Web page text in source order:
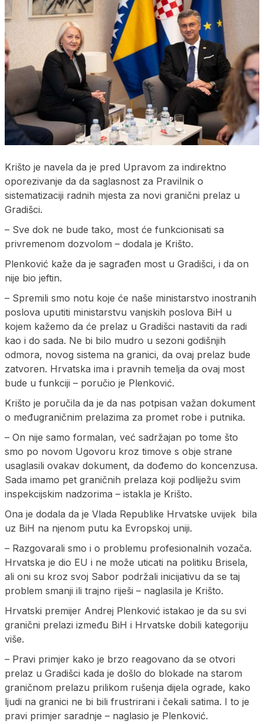
Krišto je navela da je pred Upravom za indirektno
oporezivanje da da saglasnost za Pravilnik o
sistematizaciji radnih mjesta za novi granični prelaz u
Gradišci.
– Sve dok ne bude tako, most će funkcionisati sa
privremenom dozvolom – dodala je Krišto.
Plenković kaže da je sagrađen most u Gradišci, i da on
nije bio jeftin.
– Spremili smo notu koje će naše ministarstvo inostranih
poslova uputiti ministarstvu vanjskih poslova BiH u
kojem kažemo da će prelaz u Gradišci nastaviti da radi
kao i do sada. Ne bi bilo mudro u sezoni godišnjih
odmora, novog sistema na granici, da ovaj prelaz bude
zatvoren. Hrvatska ima i pravnih temelja da ovaj most
bude u funkciji – poručio je Plenković.
Krišto je poručila da je da nas potpisan važan dokument
o međugraničnim prelazima za promet robe i putnika.
– On nije samo formalan, već sadržajan po tome što
smo po novom Ugovoru kroz timove s obje strane
usaglasili ovakav dokument, da dođemo do koncenzusa.
Sada imamo pet graničnih prelaza koji podliježu svim
inspekcijskim nadzorima – istakla je Krišto.
Ona je dodala da je Vlada Republike Hrvatske uvijek bila
uz BiH na njenom putu ka Evropskoj uniji.
– Razgovarali smo i o problemu profesionalnih vozača.
Hrvatska je dio EU i ne može uticati na politiku Brisela,
ali oni su kroz svoj Sabor podržali inicijativu da se taj
problem smanji ili trajno riješi – naglasila je Krišto.
Hrvatski premijer Andrej Plenković istakao je da su svi
granični prelazi između BiH i Hrvatske dobili kategoriju
više.
– Pravi primjer kako je brzo reagovano da se otvori
prelaz u Gradišci kada je došlo do blokade na starom
graničnom prelazu prilikom rušenja dijela ograde, kako
ljudi na granici ne bi bili frustrirani i čekali satima. I to je
pravi primjer saradnje – naglasio je Plenković.